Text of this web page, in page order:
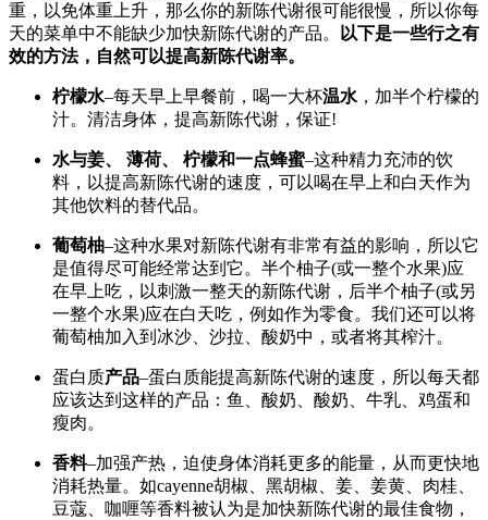
重，以免体重上升，那么你的新陈代谢很可能很慢，所以你每
天的菜单中不能缺少加快新陈代谢的产品。
以下是一些行之有
效的方法，自然可以提高新陈代谢率。
柠檬水–每天早上早餐前，喝一大杯温水 ，加半个柠檬的
汁。清洁身体，提高新陈代谢，保证!
水与姜、 薄荷、 柠檬和一点蜂蜜–这种精力充沛的饮
料，以提高新陈代谢的速度，可以喝在早上和白天作为
其他饮料的替代品。
葡萄柚–这种水果对新陈代谢有非常有益的影响，所以它
是值得尽可能经常达到它。半个柚子(或一整个水果)应
在早上吃，以刺激一整天的新陈代谢，后半个柚子(或另
一整个水果)应在白天吃，例如作为零食。我们还可以将
葡萄柚加入到冰沙、沙拉、酸奶中，或者将其榨汁。
蛋白质产品–蛋白质能提高新陈代谢的速度，所以每天都
应该达到这样的产品：鱼、酸奶、酸奶、牛乳、鸡蛋和
瘦肉。
香料–加强产热，迫使身体消耗更多的能量，从而更快地
消耗热量。如cayenne胡椒、黑胡椒、姜、姜黄、肉桂、
豆蔻、咖喱等香料被认为是加快新陈代谢的最佳食物，